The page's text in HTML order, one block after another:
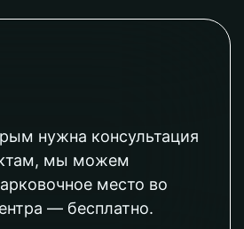
нужна консультация
мы можем
место во
— бесплатно.